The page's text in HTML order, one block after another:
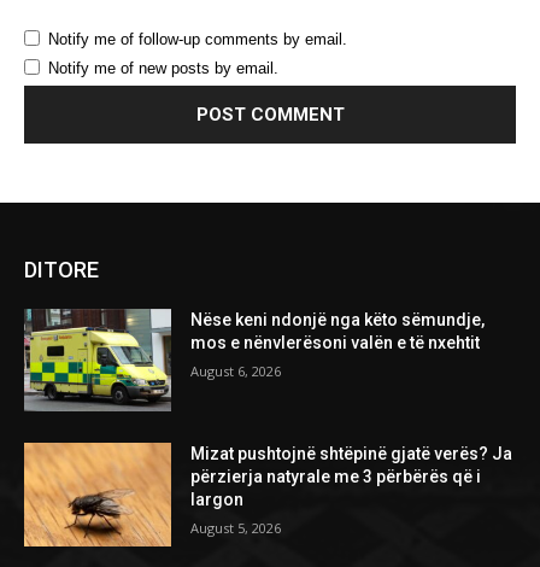
Notify me of follow-up comments by email.
Notify me of new posts by email.
DITORE
Nëse keni ndonjë nga këto sëmundje,
mos e nënvlerësoni valën e të nxehtit
August 6, 2026
Mizat pushtojnë shtëpinë gjatë verës? Ja
përzierja natyrale me 3 përbërës që i
largon
August 5, 2026